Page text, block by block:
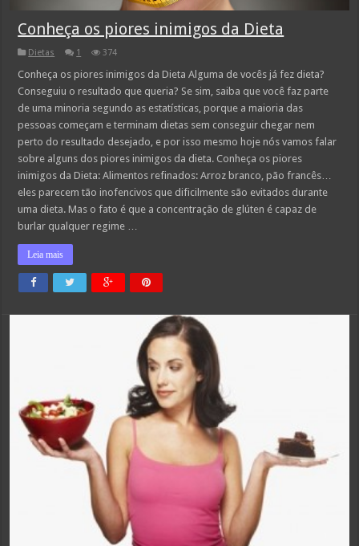
Conheça os piores inimigos da Dieta
Dietas 1 374
Conheça os piores inimigos da Dieta Alguma de vocês já fez dieta?
Conseguiu o resultado que queria? Se sim, saiba que você faz parte
de uma minoria segundo as estatísticas, porque a maioria das
pessoas começam e terminam dietas sem conseguir chegar nem
perto do resultado desejado, e por isso mesmo hoje nós vamos falar
sobre alguns dos piores inimigos da dieta. Conheça os piores
inimigos da Dieta: Alimentos refinados: Arroz branco, pão francês…
eles parecem tão inofencivos que dificilmente são evitados durante
uma dieta. Mas o fato é que a concentração de glúten é capaz de
burlar qualquer regime …
Leia mais